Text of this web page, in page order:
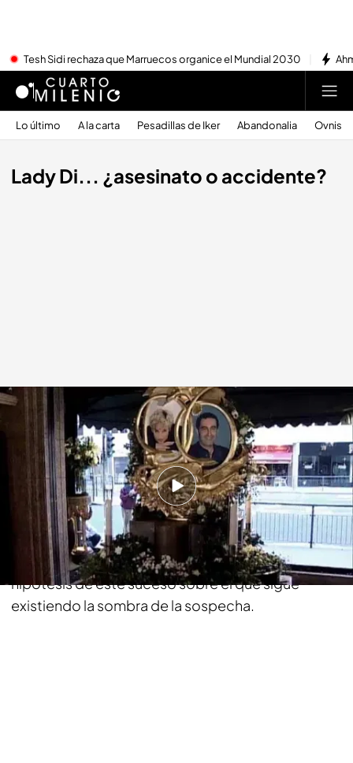
Tesh Sidi rechaza que Marruecos organice el Mundial 2030
Lo último A la carta Pesadillas de Iker Abandonalia Ovnis
Lady Di... ¿asesinato o accidente?
cuatro.com
09 SEP 2013 - 02:01h.
Compartir
Especialistas militares e investigadores que
hicieron peritajes sobre el terreno confrontan sus
hipótesis de este suceso sobre el que sigue
existiendo la sombra de la sospecha.